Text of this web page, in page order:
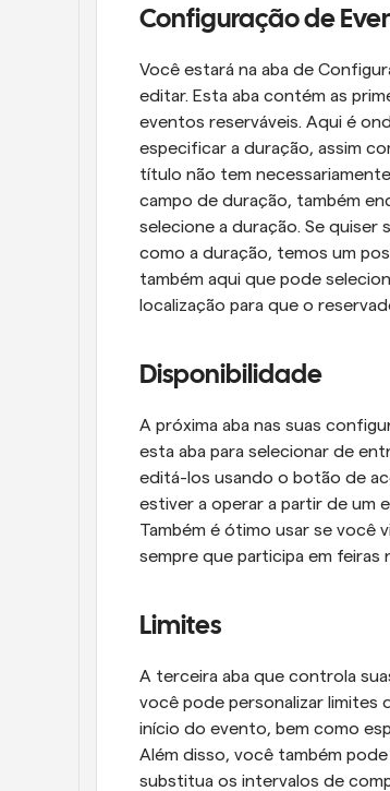
Configuração de
Você estará na aba de
editar. Esta aba contém as
eventos reserváveis. Aqui é
especificar a duração, assim
título não tem
campo de duração, também
selecione a duração. Se quiser
como a duração, temos um
também aqui que pode
localização para que o
Disponibilidade
A próxima aba nas suas
esta aba para selecionar de
editá-los usando o botão de
estiver a operar a partir de um
Também é ótimo usar se você
sempre que participa em
Limites
A terceira aba que controla
você pode personalizar limites
início do evento, bem como
Além disso, você também
substitua os intervalos de